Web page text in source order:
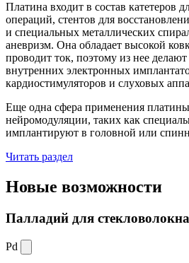
Платина входит в состав катетеров
операций, стентов для
и специальных металлических
аневризм. Она обладает высокой
проводит ток, поэтому из нее
внутренних электронных
кардиостимуляторов и слуховых
Еще одна сфера применения
нейромодуляции, таких как
имплантируют в головной или
Читать раздел
Новые возможности
Палладий для стекловолокна
Pd